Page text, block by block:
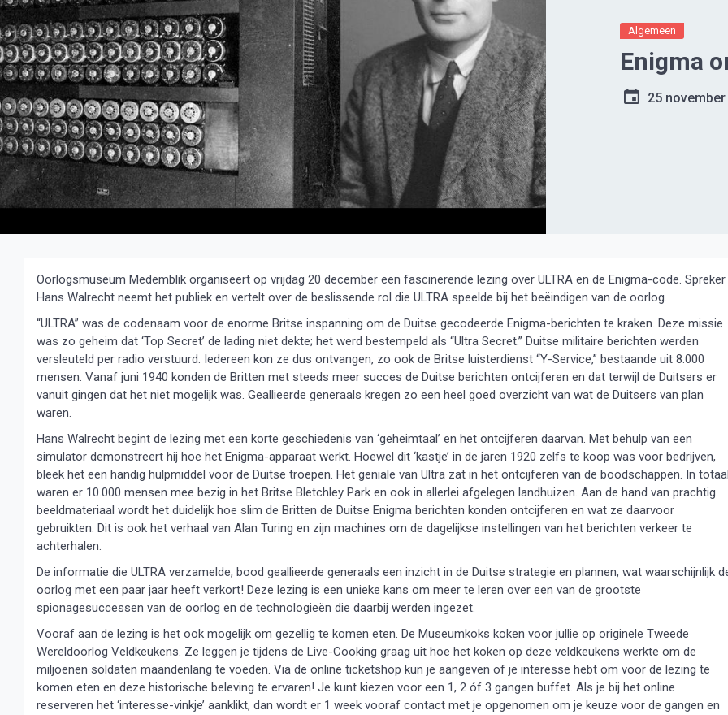
Algemeen
Enigma
25
Oorlogsmuseum Medemblik organiseert op vrijdag 20 december een fascinerende lezing over ULTRA en de Enigma-code. Spreker
Hans Walrecht neemt het publiek en vertelt over de beslissende rol die ULTRA speelde bij het beëindigen van de oorlog.
“ULTRA” was de codenaam voor de enorme Britse inspanning om de Duitse gecodeerde Enigma-berichten te kraken. Deze missie
was zo geheim dat ‘Top Secret’ de lading niet dekte; het werd bestempeld als “Ultra Secret.” Duitse militaire berichten werden
versleuteld per radio verstuurd. Iedereen kon ze dus ontvangen, zo ook de Britse luisterdienst “Y-Service,” bestaande uit 8.000
mensen. Vanaf juni 1940 konden de Britten met steeds meer succes de Duitse berichten ontcijferen en dat terwijl de Duitsers er
vanuit gingen dat het niet mogelijk was. Geallieerde generaals kregen zo een heel goed overzicht van wat de Duitsers van plan
waren.
Hans Walrecht begint de lezing met een korte geschiedenis van ‘geheimtaal’ en het ontcijferen daarvan. Met behulp van een
simulator demonstreert hij hoe het Enigma-apparaat werkt. Hoewel dit ‘kastje’ in de jaren 1920 zelfs te koop was voor bedrijven,
bleek het een handig hulpmiddel voor de Duitse troepen. Het geniale van Ultra zat in het ontcijferen van de boodschappen. In
waren er 10.000 mensen mee bezig in het Britse Bletchley Park en ook in allerlei afgelegen landhuizen. Aan de hand van prachtig
beeldmateriaal wordt het duidelijk hoe slim de Britten de Duitse Enigma berichten konden ontcijferen en wat ze daarvoor
gebruikten. Dit is ook het verhaal van Alan Turing en zijn machines om de dagelijkse instellingen van het berichten verkeer te
achterhalen.
De informatie die ULTRA verzamelde, bood geallieerde generaals een inzicht in de Duitse strategie en plannen, wat waarschijnlijk
oorlog met een paar jaar heeft verkort! Deze lezing is een unieke kans om meer te leren over een van de grootste
spionagesuccessen van de oorlog en de technologieën die daarbij werden ingezet.
Vooraf aan de lezing is het ook mogelijk om gezellig te komen eten. De Museumkoks koken voor jullie op originele Tweede
Wereldoorlog Veldkeukens. Ze leggen je tijdens de Live-Cooking graag uit hoe het koken op deze veldkeukens werkte om de
miljoenen soldaten maandenlang te voeden. Via de online ticketshop kun je aangeven of je interesse hebt om voor de lezing te
komen eten en deze historische beleving te ervaren! Je kunt kiezen voor een 1, 2 óf 3 gangen buffet. Als je bij het online
reserveren het ‘interesse-vinkje’ aanklikt, dan wordt er 1 week vooraf contact met je opgenomen om je keuze voor de gangen en